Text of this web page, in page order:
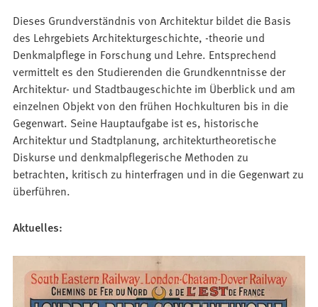
Dieses Grundverständnis von Architektur bildet die Basis
des Lehrgebiets Architekturgeschichte, -theorie und
Denkmalpflege in Forschung und Lehre. Entsprechend
vermittelt es den Studierenden die Grundkenntnisse der
Architektur- und Stadtbaugeschichte im Überblick und am
einzelnen Objekt von den frühen Hochkulturen bis in die
Gegenwart. Seine Hauptaufgabe ist es, historische
Architektur und Stadtplanung, architekturtheoretische
Diskurse und denkmalpflegerische Methoden zu
betrachten, kritisch zu hinterfragen und in die Gegenwart zu
überführen.
Aktuelles: